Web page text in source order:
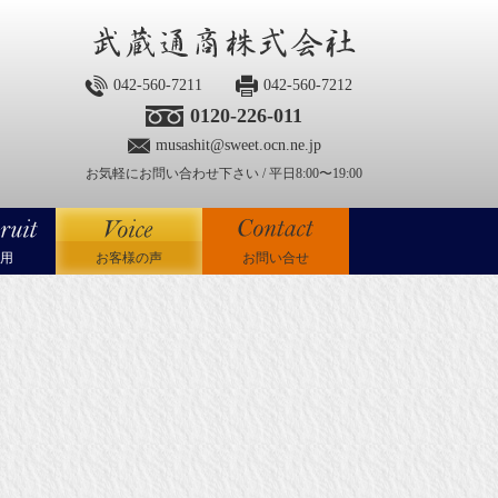
042-560-7211 042-560-7212
0120-226-011
musashit@sweet.ocn.ne.jp
お気軽にお問い合わせ下さい / 平日8:00〜19:00
お客様の声 お問い合せ